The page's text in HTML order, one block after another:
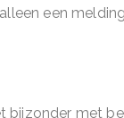
een
bijzonder met